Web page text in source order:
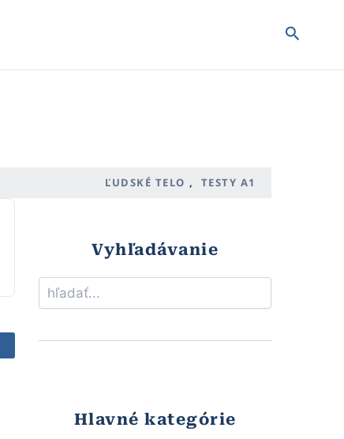
Hľadať
ĽUDSKÉ TELO , TESTY A1
Vyhľadávanie
Hľadať
Hlavné kategórie